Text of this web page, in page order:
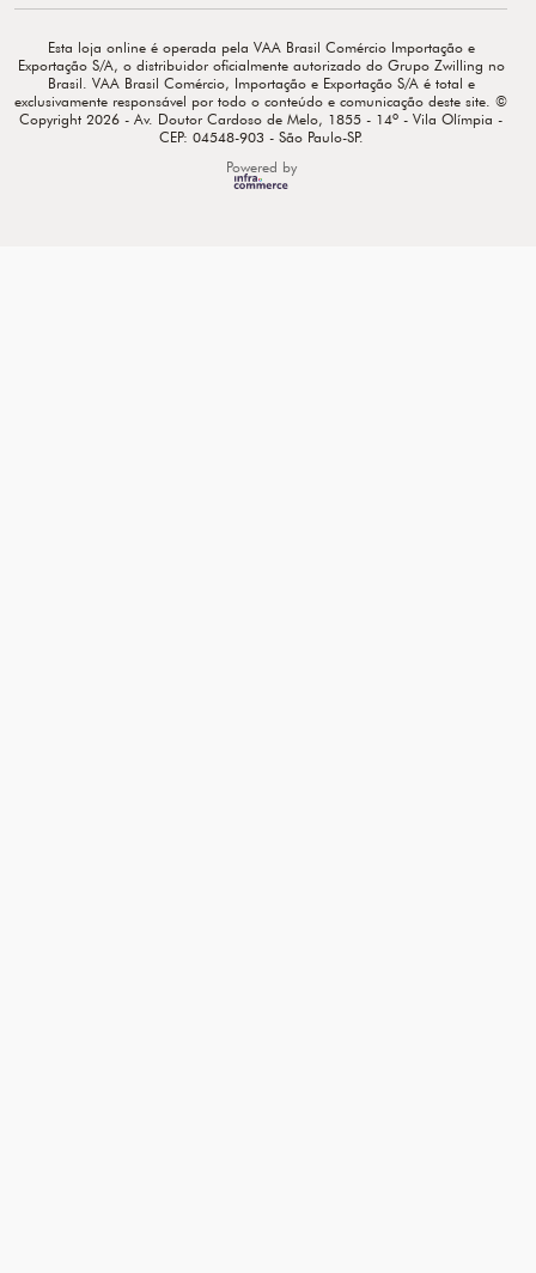
Powered by
Esta loja online é operada pela VAA Brasil Comércio Importação e
Exportação S/A, o distribuidor oficialmente autorizado do Grupo Zwilling no
Brasil. VAA Brasil Comércio, Importação e Exportação S/A é total e
exclusivamente responsável por todo o conteúdo e comunicação deste site. ©
Copyright 2026 - Av. Doutor Cardoso de Melo, 1855 - 14º - Vila Olímpia -
CEP: 04548-903 - São Paulo-SP.